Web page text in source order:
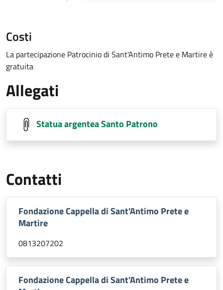
Costi
La partecipazione Patrocinio di Sant'Antimo Prete e Martire è
gratuita
Allegati
Statua argentea Santo Patrono
Contatti
Fondazione Cappella di Sant'Antimo Prete e
Martire
0813207202
Fondazione Cappella di Sant'Antimo Prete e